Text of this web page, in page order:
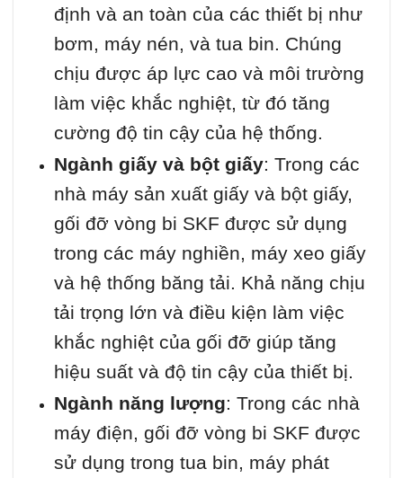
định và an toàn của các thiết bị như
bơm, máy nén, và tua bin. Chúng
chịu được áp lực cao và môi trường
làm việc khắc nghiệt, từ đó tăng
cường độ tin cậy của hệ thống.
Ngành giấy và bột giấy: Trong các
nhà máy sản xuất giấy và bột giấy,
gối đỡ vòng bi SKF được sử dụng
trong các máy nghiền, máy xeo giấy
và hệ thống băng tải. Khả năng chịu
tải trọng lớn và điều kiện làm việc
khắc nghiệt của gối đỡ giúp tăng
hiệu suất và độ tin cậy của thiết bị.
Ngành năng lượng: Trong các nhà
máy điện, gối đỡ vòng bi SKF được
sử dụng trong tua bin, máy phát